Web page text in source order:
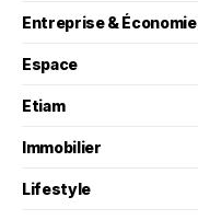
Entreprise & Économie
Espace
Etiam
Immobilier
Lifestyle